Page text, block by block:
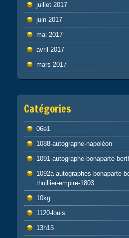
juillet 2017
juin 2017
mai 2017
avril 2017
mars 2017
Catégories
06e1
1088-autographe-napoléon
1091-autographe-bonaparte-
1092a-autographes-bonaparte-
thuillier-empire-1803
10kg
1120-louis
13h15